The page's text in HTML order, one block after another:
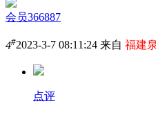
会员366887
4#2023-3-7 08:11:24 来自 福建
点评